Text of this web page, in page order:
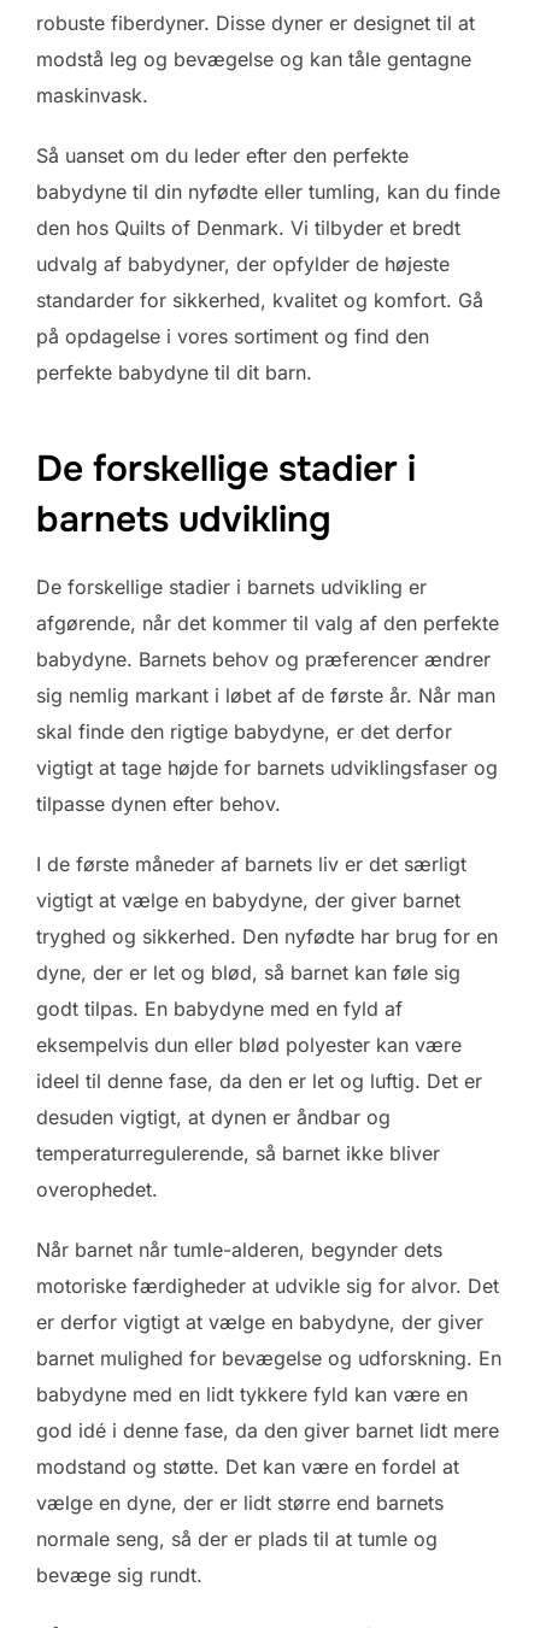
robuste fiberdyner. Disse dyner er designet til at
modstå leg og bevægelse og kan tåle gentagne
maskinvask.
Så uanset om du leder efter den perfekte
babydyne til din nyfødte eller tumling, kan du finde
den hos Quilts of Denmark. Vi tilbyder et bredt
udvalg af babydyner, der opfylder de højeste
standarder for sikkerhed, kvalitet og komfort. Gå
på opdagelse i vores sortiment og find den
perfekte babydyne til dit barn.
De forskellige stadier i
barnets udvikling
De forskellige stadier i barnets udvikling er
afgørende, når det kommer til valg af den perfekte
babydyne. Barnets behov og præferencer ændrer
sig nemlig markant i løbet af de første år. Når man
skal finde den rigtige babydyne, er det derfor
vigtigt at tage højde for barnets udviklingsfaser og
tilpasse dynen efter behov.
I de første måneder af barnets liv er det særligt
vigtigt at vælge en babydyne, der giver barnet
tryghed og sikkerhed. Den nyfødte har brug for en
dyne, der er let og blød, så barnet kan føle sig
godt tilpas. En babydyne med en fyld af
eksempelvis dun eller blød polyester kan være
ideel til denne fase, da den er let og luftig. Det er
desuden vigtigt, at dynen er åndbar og
temperaturregulerende, så barnet ikke bliver
overophedet.
Når barnet når tumle-alderen, begynder dets
motoriske færdigheder at udvikle sig for alvor. Det
er derfor vigtigt at vælge en babydyne, der giver
barnet mulighed for bevægelse og udforskning. En
babydyne med en lidt tykkere fyld kan være en
god idé i denne fase, da den giver barnet lidt mere
modstand og støtte. Det kan være en fordel at
vælge en dyne, der er lidt større end barnets
normale seng, så der er plads til at tumle og
bevæge sig rundt.